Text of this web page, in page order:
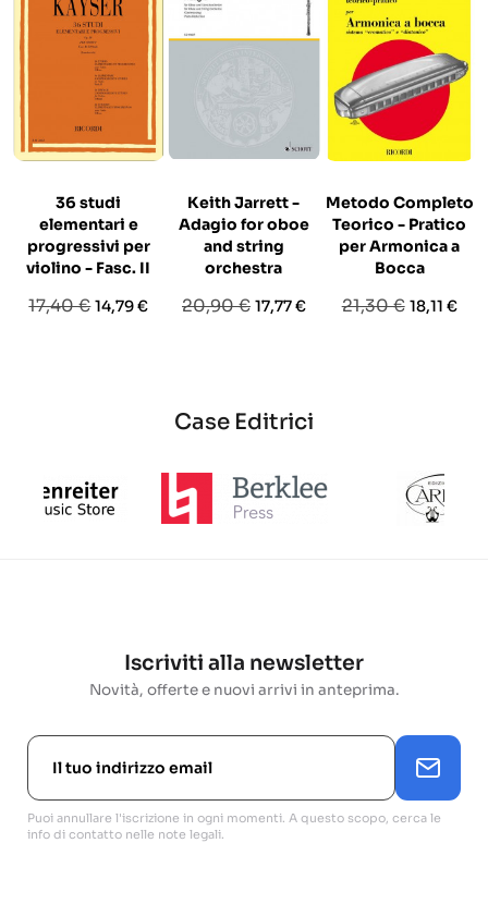
36 studi
elementari e
progressivi per
violino - Fasc. II
Prezzo
17,40 €Prezzo
14,79 €
Keith Jarrett -
Adagio for oboe
and string
orchestra
Prezzo
20,90 € Prezzo
17,77 €
Metodo Completo
Teorico - Pratico
per Armonica a
Bocca
Prezzo
21,30 € Prezzo
18,11 €
Case Editrici
Iscriviti alla newsletter
Novità, offerte e nuovi arrivi in anteprima.
Puoi annullare l'iscrizione in ogni momenti. A questo scopo, cerca le
info di contatto nelle note legali.